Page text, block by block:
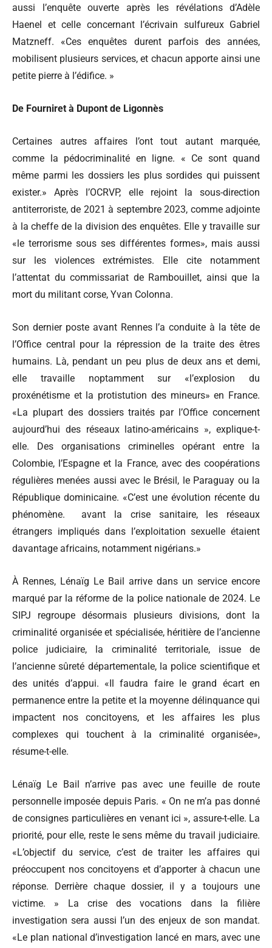
aussi l’enquête ouverte après les révélations d’Adèle
Haenel et celle concernant l’écrivain sulfureux Gabriel
Matzneff. «Ces enquêtes durent parfois des années,
mobilisent plusieurs services, et chacun apporte ainsi une
petite pierre à l’édifice. »
De Fourniret à Dupont de Ligonnès
Certaines autres affaires l’ont tout autant marquée,
comme la pédocriminalité en ligne. « Ce sont quand
même parmi les dossiers les plus sordides qui puissent
exister.» Après l’OCRVP, elle rejoint la sous-direction
antiterroriste, de 2021 à septembre 2023, comme adjointe
à la cheffe de la division des enquêtes. Elle y travaille sur
«le terrorisme sous ses différentes formes», mais aussi
sur les violences extrémistes. Elle cite notamment
l’attentat du commissariat de Rambouillet, ainsi que la
mort du militant corse, Yvan Colonna.
Son dernier poste avant Rennes l’a conduite à la tête de
l’Office central pour la répression de la traite des êtres
humains. Là, pendant un peu plus de deux ans et demi,
elle travaille noptamment sur «l’explosion du
proxénétisme et la protistution des mineurs» en France.
«La plupart des dossiers traités par l’Office concernent
aujourd’hui des réseaux latino-américains », explique-t-
elle. Des organisations criminelles opérant entre la
Colombie, l’Espagne et la France, avec des coopérations
régulières menées aussi avec le Brésil, le Paraguay ou la
République dominicaine. «C’est une évolution récente du
phénomène. avant la crise sanitaire, les réseaux
étrangers impliqués dans l’exploitation sexuelle étaient
davantage africains, notamment nigérians.»
À Rennes, Lénaïg Le Bail arrive dans un service encore
marqué par la réforme de la police nationale de 2024. Le
SIPJ regroupe désormais plusieurs divisions, dont la
criminalité organisée et spécialisée, héritière de l’ancienne
police judiciaire, la criminalité territoriale, issue de
l’ancienne sûreté départementale, la police scientifique et
des unités d’appui. «Il faudra faire le grand écart en
permanence entre la petite et la moyenne délinquance qui
impactent nos concitoyens, et les affaires les plus
complexes qui touchent à la criminalité organisée»,
résume-t-elle.
Lénaïg Le Bail n’arrive pas avec une feuille de route
personnelle imposée depuis Paris. « On ne m’a pas donné
de consignes particulières en venant ici », assure-t-elle. La
priorité, pour elle, reste le sens même du travail judiciaire.
«L’objectif du service, c’est de traiter les affaires qui
préoccupent nos concitoyens et d’apporter à chacun une
réponse. Derrière chaque dossier, il y a toujours une
victime. » La crise des vocations dans la filière
investigation sera aussi l’un des enjeux de son mandat.
«Le plan national d’investigation lancé en mars, avec une